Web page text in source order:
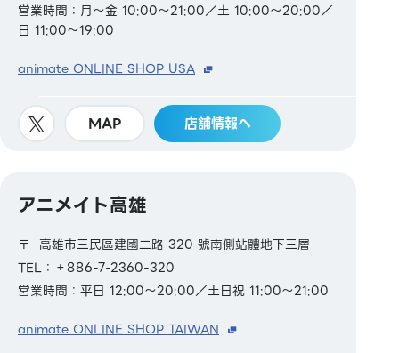
営業時間：月～金 10:00～21:00／土 10:00～20:00／
日 11:00～19:00
animate ONLINE SHOP USA
MAP 店舗情報へ
アニメイト高雄
〒 高雄市三民區建國二路 320 號南側站體地下三層
TEL：＋886-7-2360-320
営業時間：平日 12:00～20:00／土日祝 11:00～21:00
animate ONLINE SHOP TAIWAN